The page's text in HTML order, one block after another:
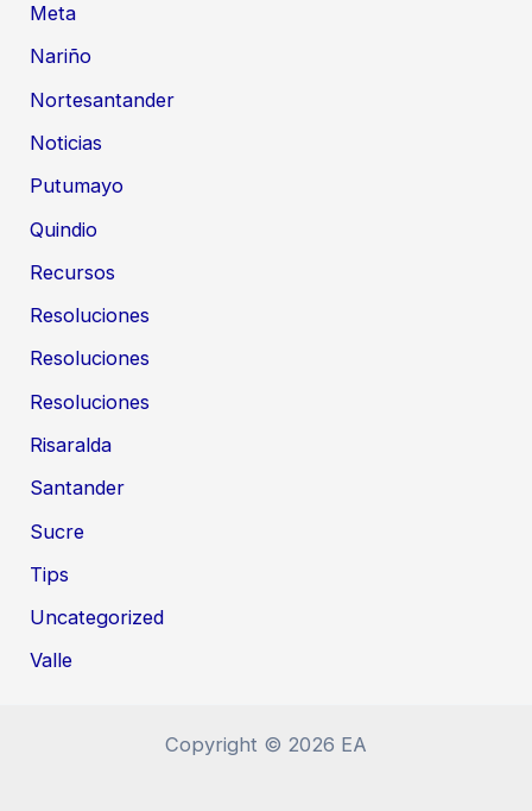
Meta
Nariño
Nortesantander
Noticias
Putumayo
Quindio
Recursos
Resoluciones
Resoluciones
Resoluciones
Risaralda
Santander
Sucre
Tips
Uncategorized
Valle
Copyright © 2026 EA